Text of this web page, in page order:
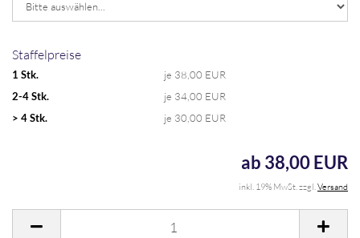
Staffelpreise
1 Stk.
je 38,00 EUR
2-4 Stk.
je 34,00 EUR
> 4 Stk.
je 30,00 EUR
ab 38,00 EUR
inkl. 19% MwSt. zzgl.Versand